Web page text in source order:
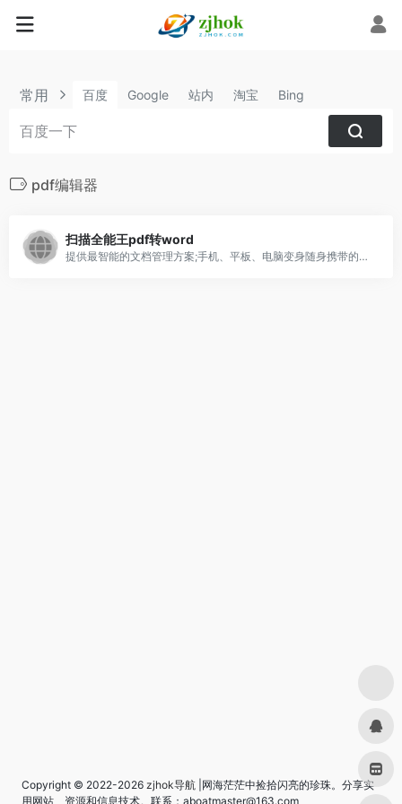
常用 百度 Google 站内 淘宝 Bing
pdf编辑器
扫描全能王pdf转word
提供最智能的文档管理方案;手机、平板、电脑变身随身携带的扫描仪,文件库,随时随心编辑文档,文字识别,文档识别,图片扫描,在线PDF转器;pdf转word,word转pdf转,图片转pdf等服务,扫描,编辑,管理,快速同步,时时分享,有效沟通。
Copyright © 2022-2026 zjhok导航 |网海茫茫中捡拾闪亮的珍珠。分享实
用网站、资源和信息技术。联系：aboatmaster@163.com